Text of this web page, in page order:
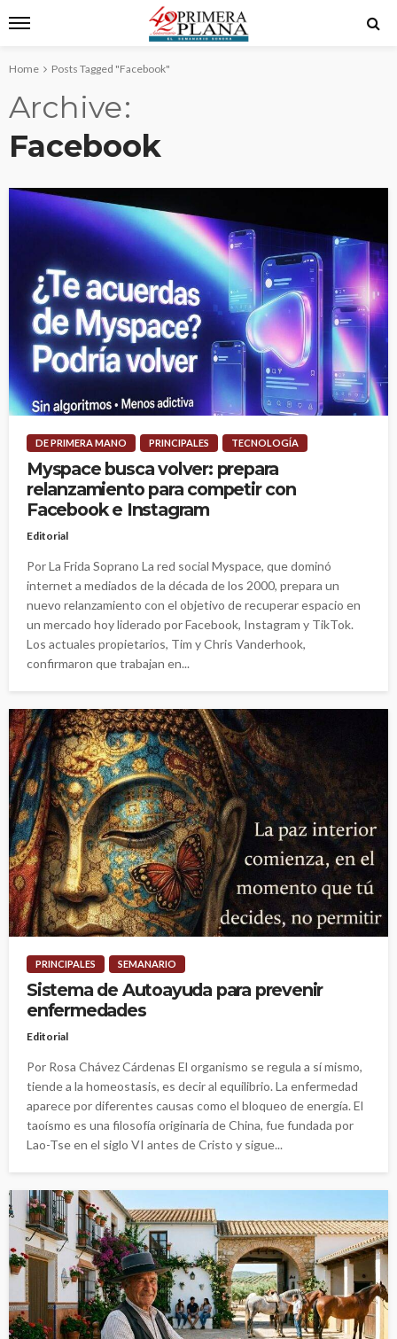
Home Posts Tagged "Facebook"
Archive
Facebook
DE PRIMERA MANO PRINCIPALES TECNOLOGÍA
Myspace busca volver: prepara
relanzamiento para competir con
Facebook e Instagram
Editorial
Por La Frida Soprano La red social Myspace, que dominó
internet a mediados de la década de los 2000, prepara un
nuevo relanzamiento con el objetivo de recuperar espacio en
un mercado hoy liderado por Facebook, Instagram y TikTok.
Los actuales propietarios, Tim y Chris Vanderhook,
confirmaron que trabajan en...
PRINCIPALES SEMANARIO
Sistema de Autoayuda para prevenir
enfermedades
Editorial
Por Rosa Chávez Cárdenas El organismo se regula a sí mismo,
tiende a la homeostasis, es decir al equilibrio. La enfermedad
aparece por diferentes causas como el bloqueo de energía. El
taoísmo es una filosofía originaria de China, fue fundada por
Lao-Tse en el siglo VI antes de Cristo y sigue...